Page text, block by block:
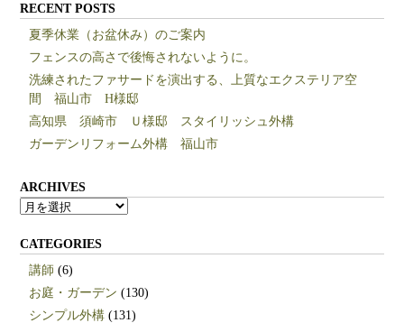
RECENT POSTS
夏季休業（お盆休み）のご案内
フェンスの高さで後悔されないように。
洗練されたファサードを演出する、上質なエクステリア空
間 福山市 H様邸
高知県 須崎市 Ｕ様邸 スタイリッシュ外構
ガーデンリフォーム外構 福山市
ARCHIVES
ARCHIVES
CATEGORIES
講師 (6)
お庭・ガーデン (130)
シンプル外構 (131)